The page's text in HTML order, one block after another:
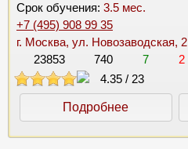
Срок обучения: 3.5 мес.
+7 (495) 908 99 35
г. Москва, ул. Новозаводская, 2
23853
740 7
2
4.35 / 23
Подробнее